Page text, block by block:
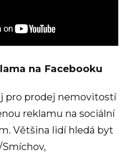
na Facebooku
pro prodej nemovitostí
reklamu na sociální
Většina lidí hledá byt